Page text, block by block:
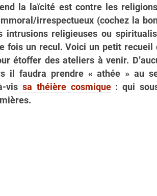
la laïcité est contre les
irrespectueux (cochez la
intrusions religieuses ou
fois un recul. Voici un petit recueil
étoffer des ateliers à venir.
il faudra prendre « athée » au
vis sa théière cosmique: qui